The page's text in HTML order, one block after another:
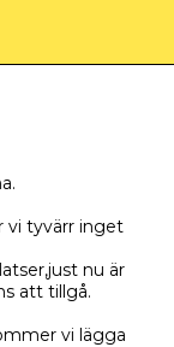
vi tyvärr inget
nu är
att tillgå.
vi lägga